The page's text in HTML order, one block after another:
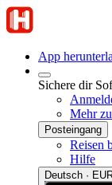
App
Sichere dir
Mehr
Posteingang
Reisen
Hilfe
Deutsch ·